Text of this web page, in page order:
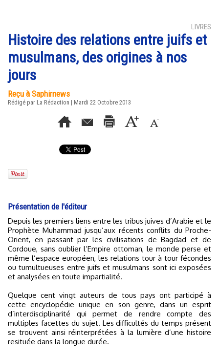
LIVRES
Histoire des relations entre juifs et
musulmans, des origines à nos
jours
Reçu à Saphirnews
Rédigé par La Rédaction | Mardi 22 Octobre 2013
Présentation de l'éditeur
Depuis les premiers liens entre les tribus juives d’Arabie et le
Prophète Muhammad jusqu’aux récents conflits du Proche-
Orient, en passant par les civilisations de Bagdad et de
Cordoue, sans oublier l’Empire ottoman, le monde perse et
même l’espace européen, les relations tour à tour fécondes
ou tumultueuses entre juifs et musulmans sont ici exposées
et analysées en toute impartialité.
Quelque cent vingt auteurs de tous pays ont participé à
cette encyclopédie unique en son genre, dans un esprit
d’interdisciplinarité qui permet de rendre compte des
multiples facettes du sujet. Les difficultés du temps présent
se trouvent ainsi réinterprétées à la lumière d’une histoire
resituée dans la longue durée.